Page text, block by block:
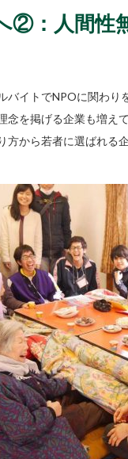
②：人間性
バイトでNPOに関わ
念を掲げる企業も増え
方から若者に選ばれる